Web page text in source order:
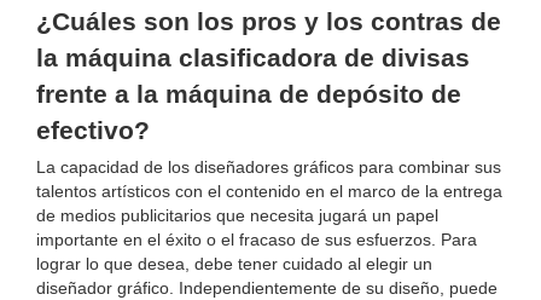
¿Cuáles son los pros y los contras de
la máquina clasificadora de divisas
frente a la máquina de depósito de
efectivo?
La capacidad de los diseñadores gráficos para combinar sus
talentos artísticos con el contenido en el marco de la entrega
de medios publicitarios que necesita jugará un papel
importante en el éxito o el fracaso de sus esfuerzos. Para
lograr lo que desea, debe tener cuidado al elegir un
diseñador gráfico. Independientemente de su diseño, puede